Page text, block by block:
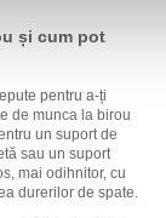
și cum pot
pentru a-ți
de munca la birou
un suport de
sau un suport
mai odihnitor, cu
durerilor de spate.